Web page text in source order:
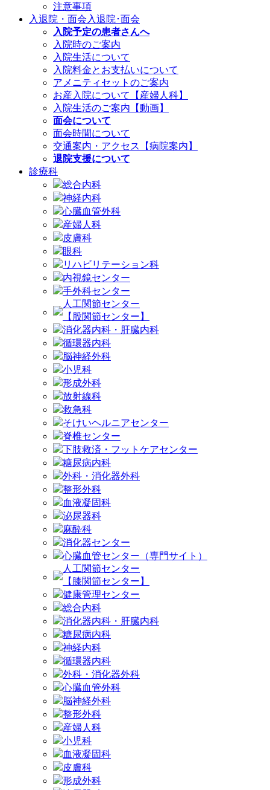
注意事項
入退院・面会 入退院･面会
入院予定の患者さんへ
入院時のご案内
入院生活について
入院料金とお支払いについて
アメニティセットのご案内
お産入院について【産婦人科】
入院生活のご案内【動画】
面会について
面会時間について
交通案内・アクセス【病院案内】
退院支援について
診療科
総合内科
神経内科
心臓血管外科
産婦人科
皮膚科
眼科
リハビリテーション科
内視鏡センター
手外科センター
人工関節センター
【股関節センター】
消化器内科・肝臓内科
循環器内科
脳神経外科
小児科
形成外科
放射線科
救急科
そけいヘルニアセンター
脊椎センター
下肢救済・フットケアセンター
糖尿病内科
外科・消化器外科
整形外科
血液凝固科
泌尿器科
麻酔科
消化器センター
心臓血管センター（専門サイト）
人工関節センター
【膝関節センター】
健康管理センター
総合内科
消化器内科・肝臓内科
糖尿病内科
神経内科
循環器内科
外科・消化器外科
心臓血管外科
脳神経外科
整形外科
産婦人科
小児科
血液凝固科
皮膚科
形成外科